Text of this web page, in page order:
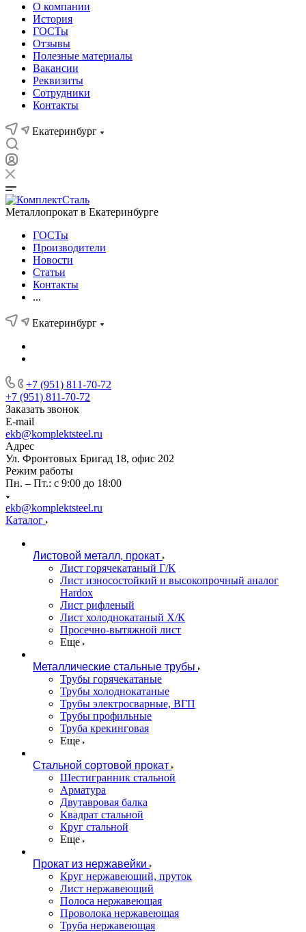
О компании
История
ГОСТы
Отзывы
Полезные материалы
Вакансии
Реквизиты
Сотрудники
Контакты
Екатеринбург
Металлопрокат в Екатеринбурге
ГОСТы
Производители
Новости
Статьи
Контакты
...
Екатеринбург
+7 (951) 811-70-72
+7 (951) 811-70-72
Заказать звонок
E-mail
ekb@komplektsteel.ru
Адрес
Ул. Фронтовых Бригад 18, офис 202
Режим работы
Пн. – Пт.: с 9:00 до 18:00
ekb@komplektsteel.ru
Каталог
Листовой металл, прокат
Лист горячекатаный Г/К
Лист износостойкий и высокопрочный аналог
Hardox
Лист рифленый
Лист холоднокатаный Х/К
Просечно-вытяжной лист
Еще
Металлические стальные трубы
Трубы горячекатаные
Трубы холоднокатаные
Трубы электросварные, ВГП
Трубы профильные
Труба крекинговая
Еще
Стальной сортовой прокат
Шестигранник стальной
Арматура
Двутавровая балка
Квадрат стальной
Круг стальной
Еще
Прокат из нержавейки
Круг нержавеющий, пруток
Лист нержавеющий
Полоса нержавеющая
Проволока нержавеющая
Труба нержавеющая